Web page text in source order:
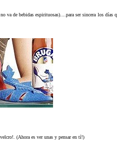
va de bebidas espirituosas)....para ser sincera los
(Ahora es ver unas y pensar en tí!)